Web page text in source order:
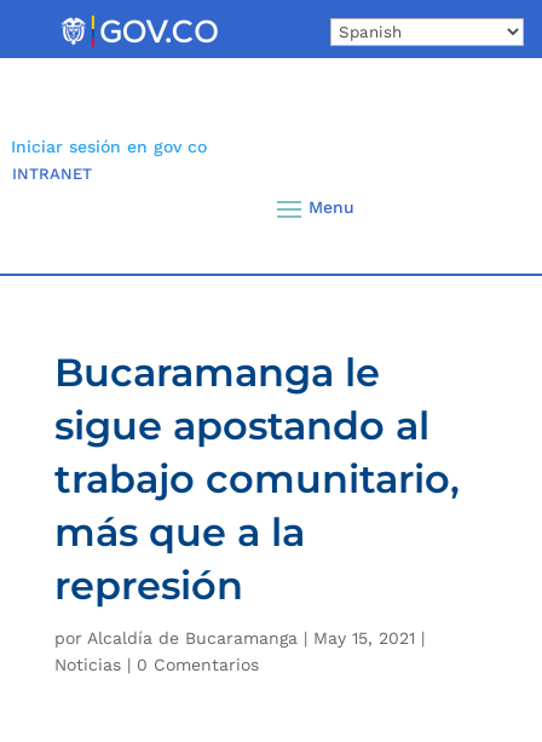
Iniciar sesión en gov co
INTRANET
Bucaramanga le
sigue apostando al
trabajo comunitario,
más que a la
represión
por Alcaldía de Bucaramanga | May 15, 2021 |
Noticias| 0 Comentarios